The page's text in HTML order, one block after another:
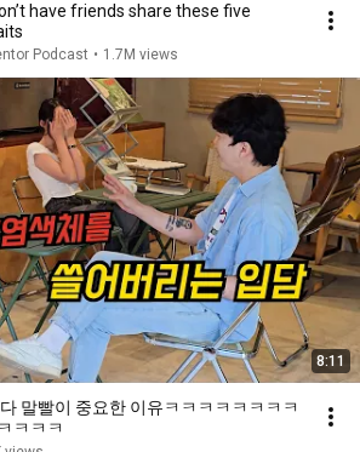
have friends share these five
Podcast • 1.7M views
8:11
말빨이 중요한 이유ㅋㅋㅋㅋㅋㅋㅋㅋ
ㅋㅋㅋ